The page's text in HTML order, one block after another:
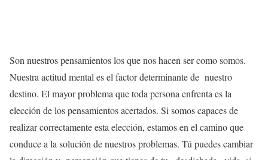
Son nuestros pensamientos los que nos hacen ser como somos.
Nuestra actitud mental es el factor determinante de nuestro
destino. El mayor problema que toda persona enfrenta es la
elección de los pensamientos acertados. Si somos capaces de
realizar correctamente esta elección, estamos en el camino que
conduce a la solución de nuestros problemas. Tú puedes cambiar